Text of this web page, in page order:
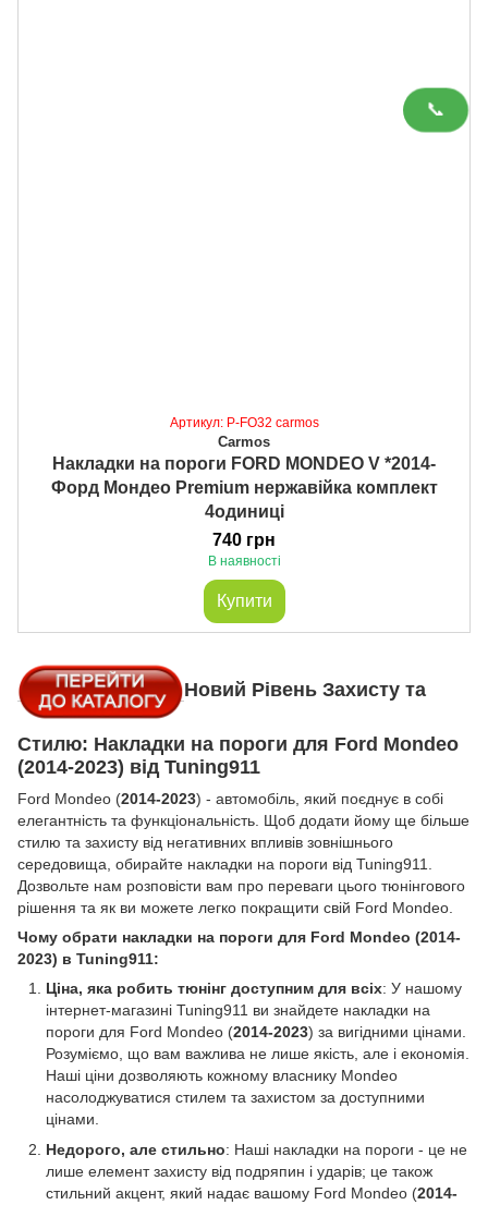
📞
Артикул: P-FO32 carmos
Carmos
Накладки на пороги FORD MONDEO V *2014-
Форд Мондео Premium нержавійка комплект
4одиниці
740 грн
В наявності
Купити
Новий Рівень Захисту та
Стилю: Накладки на пороги для Ford Mondeo
(2014-2023) від Tuning911
Ford Mondeo (2014-2023) - автомобіль, який поєднує в собі
елегантність та функціональність. Щоб додати йому ще більше
стилю та захисту від негативних впливів зовнішнього
середовища, обирайте накладки на пороги від Tuning911.
Дозвольте нам розповісти вам про переваги цього тюнінгового
рішення та як ви можете легко покращити свій Ford Mondeo.
Чому обрати накладки на пороги для Ford Mondeo (2014-
2023) в Tuning911:
Ціна, яка робить тюнінг доступним для всіх: У нашому
інтернет-магазині Tuning911 ви знайдете накладки на
пороги для Ford Mondeo (2014-2023) за вигідними цінами.
Розуміємо, що вам важлива не лише якість, але і економія.
Наші ціни дозволяють кожному власнику Mondeo
насолоджуватися стилем та захистом за доступними
цінами.
Недорого, але стильно: Наші накладки на пороги - це не
лише елемент захисту від подряпин і ударів; це також
стильний акцент, який надає вашому Ford Mondeo (2014-